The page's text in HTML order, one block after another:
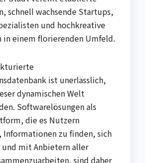
schnell wachsende Startups,
und hochkreative
einem florierenden Umfeld.
ist unerlässlich,
dynamischen Welt
Softwarelösungen als
die es Nutzern
Informationen zu finden, sich
und mit Anbietern aller
sind daher